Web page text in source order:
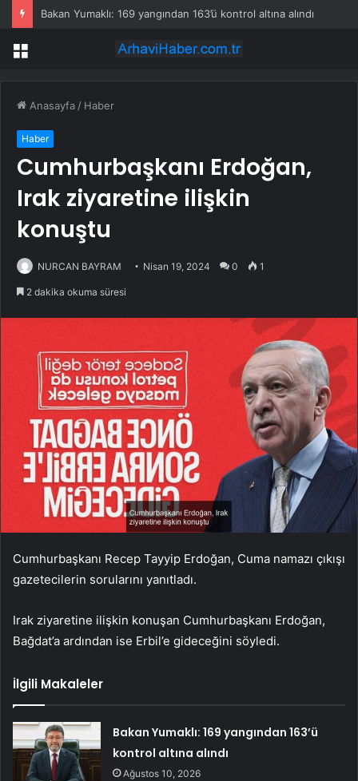
Bakan Yumaklı: 169 yangından 163’ü kontrol altına alındı
Menü
Anasayfa / Haber
Haber
Cumhurbaşkanı Erdoğan,
Irak ziyaretine ilişkin
konuştu
NURCAN BAYRAM Nisan 19, 2024 0 1
2 dakika okuma süresi
Cumhurbaşkanı Recep Tayyip Erdoğan, Cuma namazı çıkışı
gazetecilerin sorularını yanıtladı.
Irak ziyaretine ilişkin konuşan Cumhurbaşkanı Erdoğan,
Bağdat’a ardından ise Erbil’e gideceğini söyledi.
İlgili Makaleler
Bakan Yumaklı: 169 yangından 163’ü
kontrol altına alındı
Ağustos 10, 2026